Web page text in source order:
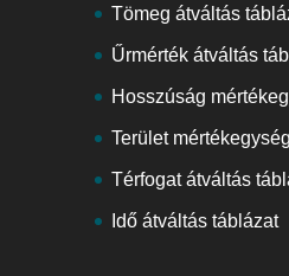
Tömeg átváltás
Űrmérték átváltás
Hosszúság
Terület
Térfogat átváltás
Idő átváltás táblázat